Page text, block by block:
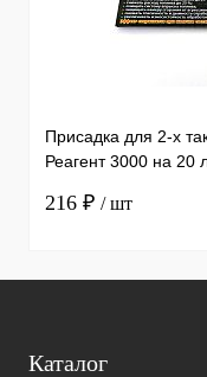
Присадка для 2-х
Реагент 3000 на 20
216 ₽ / шт
Каталог